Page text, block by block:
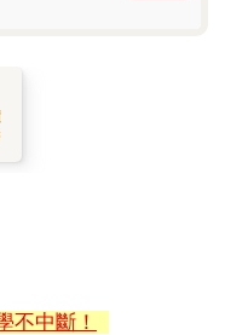
不中斷！